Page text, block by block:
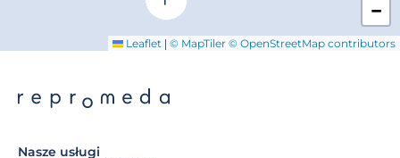
−
Leaflet | © MapTiler © OpenStreetMap contributors
Nasze usługi